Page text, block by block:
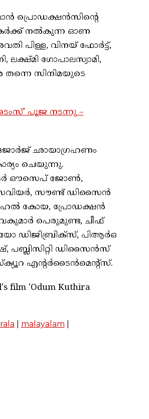
പ്രൊഡക്ഷൻസിന്റെ
നൽകുന്ന ഓണ
പിള്ള, വിനയ് ഫോർട്ട്,
ഗോപാലസ്വാമി,
സിനിമയുടെ
പൂജ നടന്നു –
ജോർജ് ഛായാഗ്രഹണം
ചെയുന്നു.
ഔസെപ് ജോൺ,
സൗണ്ട് ഡിസൈൻ
കോയ, പ്രോഡക്ഷൻ
പെരുമുണ്ട, ചീഫ്
ഡിജിബ്രിക്‌സ്, പിആർഒ
പബ്ലിസിറ്റി ഡിസൈൻസ്
എന്റർടൈൻമെന്റ്സ്.
film ‘Odum Kuthira
malayalam